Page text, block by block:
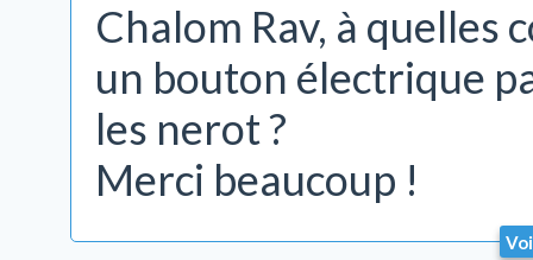
Chalom Rav, à quelles
un bouton électrique
les nerot ?
Merci beaucoup !